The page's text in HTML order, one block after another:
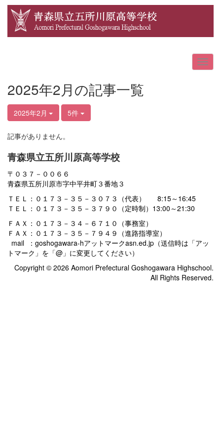
2025年2月の記事一覧
2025年2月 5件
記事がありません。
青森県立五所川原高等学校
〒０３７－００６６
青森県五所川原市字中平井町３番地３
ＴＥＬ：０１７３－３５－３０７３（代表） 8:15～16:45
ＴＥＬ：０１７３－３５－３７９０（定時制）13:00～21:30
ＦＡＸ：０１７３－３４－６７１０（事務室）
ＦＡＸ：０１７３－３５－７９４９（進路指導室）
mail ：goshogawara-hアットマークasn.ed.jp（送信時は「アッ
トマーク」を「@」に変更してください）
Copyright © 2026 Aomori Prefectural Goshogawara Highschool.
All Rights Reserved.